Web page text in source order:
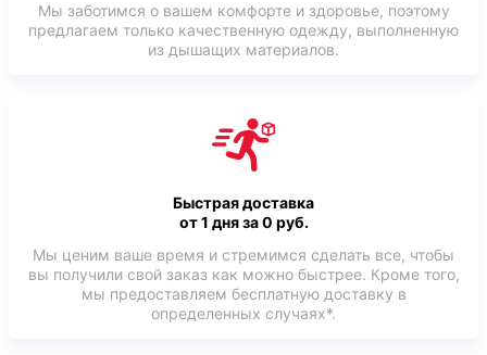
Мы заботимся о вашем комфорте и здоровье, поэтому
предлагаем только качественную одежду, выполненную
из дышащих материалов.
Быстрая доставка
от 1 дня за 0 руб.
Мы ценим ваше время и стремимся сделать все, чтобы
вы получили свой заказ как можно быстрее. Кроме того,
мы предоставляем бесплатную доставку в
определенных случаях*.